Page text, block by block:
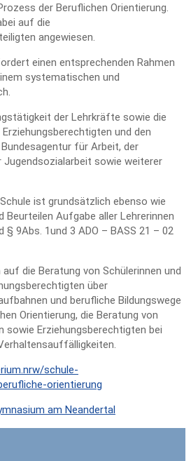
der Beruflichen Orientierung.
auf die
angewiesen.
einen entsprechenden Rahmen
systematischen und
der Lehrkräfte sowie die
und den
für Arbeit, der
Jugendsozialarbeit sowie weiterer
ist grundsätzlich ebenso wie
Beurteilen Aufgabe aller Lehrerinnen
§ 9Abs. 1und 3 ADO – BASS 21 – 02
die Beratung von Schülerinnen und
über
und berufliche Bildungswege
Orientierung, die Beratung von
sowie Erziehungsberechtigten bei
schule-
orientierung
am Neandertal